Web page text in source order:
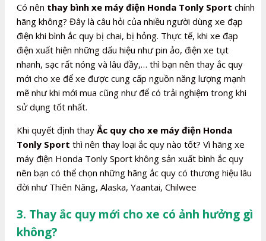
Có nên thay bình xe máy điện Honda Tonly Sport chính
hãng không? Đây là câu hỏi của nhiều người dùng xe đạp
điện khi bình ắc quy bị chai, bị hỏng. Thực tế, khi xe đạp
điện xuất hiện những dấu hiệu như pin ảo, điện xe tụt
nhanh, sạc rất nóng và lâu đầy,… thì bạn nên thay ắc quy
mới cho xe để xe được cung cấp nguồn năng lượng mạnh
mẽ như khi mới mua cũng như để có trải nghiệm trong khi
sử dụng tốt nhất.
Khi quyết định thay Ắc quy cho xe máy điện Honda
Tonly Sport thì nên thay loại ắc quy nào tốt? Vì hãng xe
máy điện Honda Tonly Sport không sản xuất bình ắc quy
nên bạn có thể chọn những hãng ắc quy có thương hiệu lâu
đời như Thiên Năng, Alaska, Yaantai, Chilwee
3. Thay ắc quy mới cho xe có ảnh hưởng gì
không?